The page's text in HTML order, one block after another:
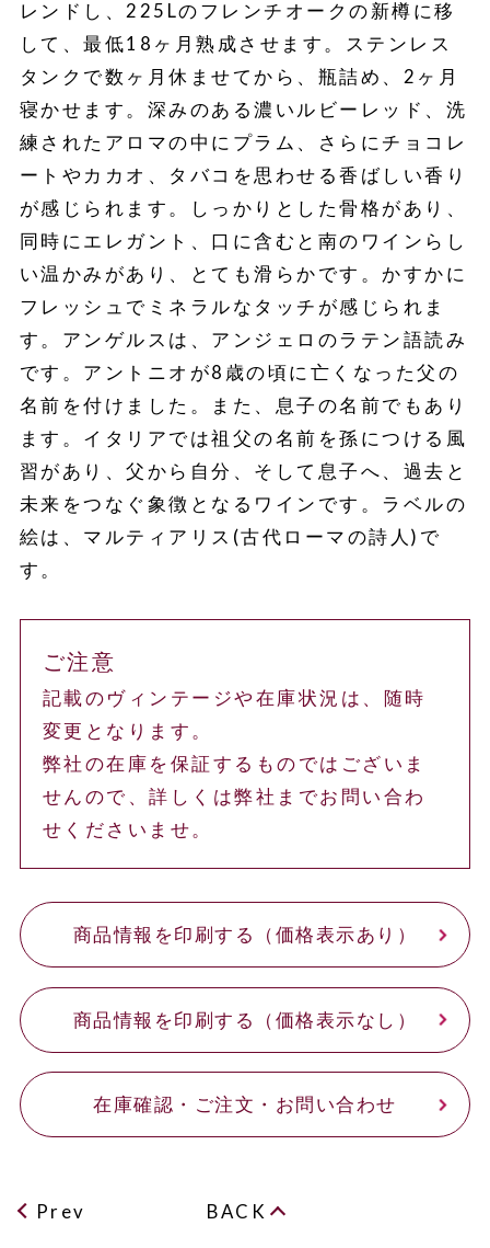
レンドし、225Lのフレンチオークの新樽に移
して、最低18ヶ月熟成させます。ステンレス
タンクで数ヶ月休ませてから、瓶詰め、2ヶ月
寝かせます。深みのある濃いルビーレッド、洗
練されたアロマの中にプラム、さらにチョコレ
ートやカカオ、タバコを思わせる香ばしい香り
が感じられます。しっかりとした骨格があり、
同時にエレガント、口に含むと南のワインらし
い温かみがあり、とても滑らかです。かすかに
フレッシュでミネラルなタッチが感じられま
す。アンゲルスは、アンジェロのラテン語読み
です。アントニオが8歳の頃に亡くなった父の
名前を付けました。また、息子の名前でもあり
ます。イタリアでは祖父の名前を孫につける風
習があり、父から自分、そして息子へ、過去と
未来をつなぐ象徴となるワインです。ラベルの
絵は、マルティアリス(古代ローマの詩人)で
す。
ご注意
記載のヴィンテージや在庫状況は、随時
変更となります。
弊社の在庫を保証するものではございま
せんので、詳しくは弊社までお問い合わ
せくださいませ。
商品情報を印刷する（価格表示あり）
商品情報を印刷する（価格表示なし）
在庫確認・ご注文・お問い合わせ
Prev BACK